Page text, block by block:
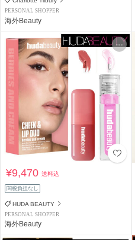
PERSONAL SHOPPER
海外Beauty
¥9,470送料込
関税負担なし
HUDA BEAUTY
PERSONAL SHOPPER
海外Beauty